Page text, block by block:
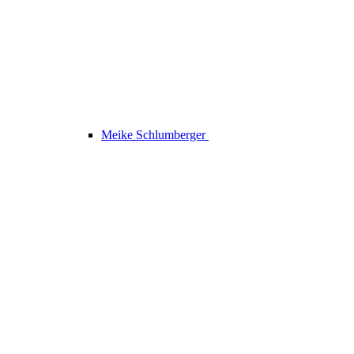
Meike Schlumberger